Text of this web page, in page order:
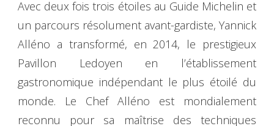
Avec deux fois trois étoiles au Guide Michelin et
un parcours résolument avant-gardiste, Yannick
Alléno a transformé, en 2014, le prestigieux
Pavillon Ledoyen en l’établissement
gastronomique indépendant le plus étoilé du
monde. Le Chef Alléno est mondialement
reconnu pour sa maîtrise des techniques